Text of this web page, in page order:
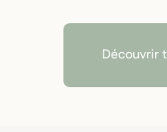
Découvrir